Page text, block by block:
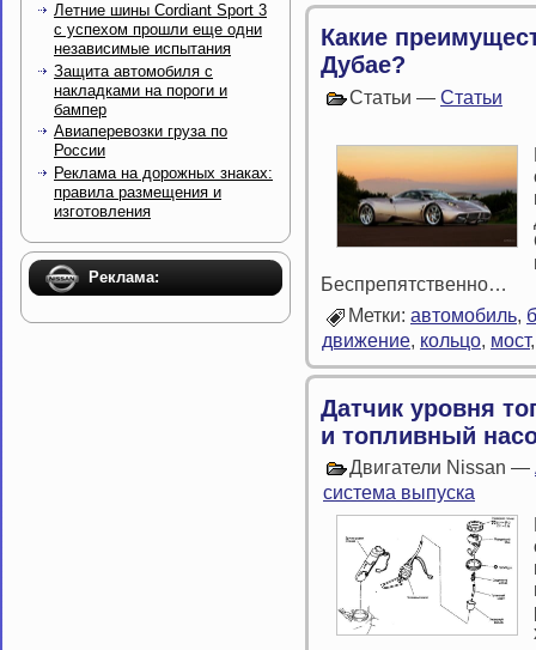
Летние шины Cordiant Sport 3
с успехом прошли еще одни
независимые испытания
Защита автомобиля с
накладками на пороги и
бампер
Авиаперевозки груза по
России
Реклама на дорожных знаках:
правила размещения и
изготовления
Реклама:
Какие
Дубае?
Статьи — Статьи
Беспрепятственно…
Метки: автомобиль,
движение, кольцо, мост
Датчик уровня
и топливный
Двигатели Nissan —
система выпуска